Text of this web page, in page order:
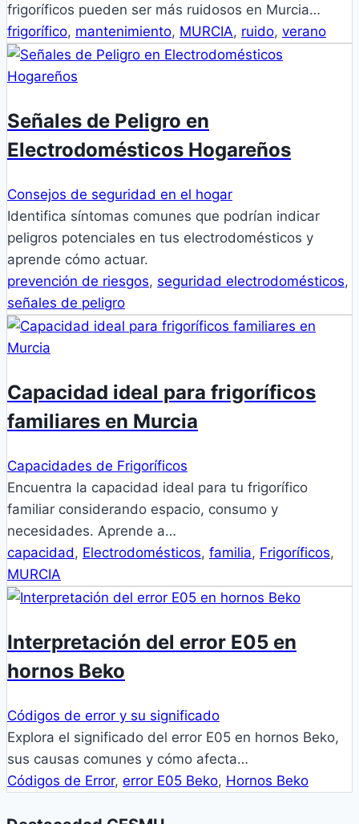
frigoríficos pueden ser más ruidosos en Murcia…
frigorífico, mantenimiento, MURCIA, ruido, verano
Señales de Peligro en
Electrodomésticos Hogareños
Consejos de seguridad en el hogar
Identifica síntomas comunes que podrían indicar
peligros potenciales en tus electrodomésticos y
aprende cómo actuar.
prevención de riesgos, seguridad electrodomésticos,
señales de peligro
Capacidad ideal para frigoríficos
familiares en Murcia
Capacidades de Frigoríficos
Encuentra la capacidad ideal para tu frigorífico
familiar considerando espacio, consumo y
necesidades. Aprende a…
capacidad , Electrodomésticos, familia, Frigoríficos,
MURCIA
Interpretación del error E05 en
hornos Beko
Códigos de error y su significado
Explora el significado del error E05 en hornos Beko,
sus causas comunes y cómo afecta…
Códigos de Error, error E05 Beko, Hornos Beko